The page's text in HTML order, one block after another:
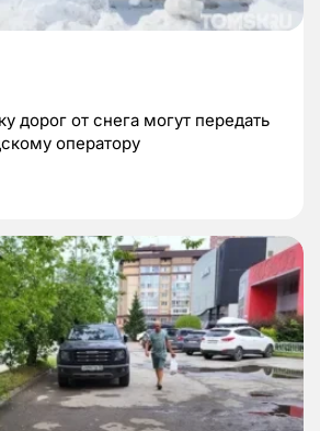
дорог от снега могут передать
оператору